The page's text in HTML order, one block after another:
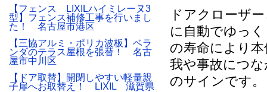
ドアクローザ
に自動でゆっ
の寿命により
我や事故につ
のサインです。
【フェンス LIXILハイミレーヌ3
型】フェンス補修工事を行いまし
た！ 名古屋市港区
【三協アルミ・ポリカ波板】ベラ
ンダのテラス屋根を張替！ 名古
屋市中川区
【ドア取替】開閉しやすい軽量親
子扉へお取替え！ LIXIL 滋賀県